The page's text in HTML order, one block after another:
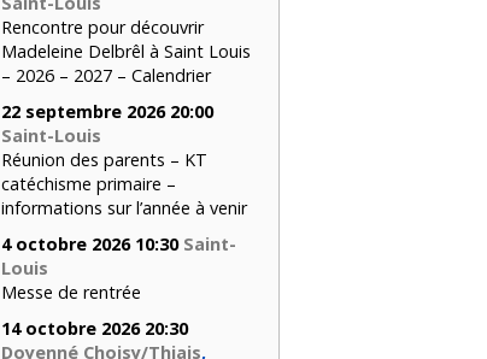
Rencontre pour découvrir
Madeleine Delbrêl à Saint Louis
– 2026 – 2027 – Calendrier
22 septembre 2026 20:00
Saint-Louis
Réunion des parents – KT
catéchisme primaire –
informations sur l’année à venir
4 octobre 2026 10:30 Saint-
Louis
Messe de rentrée
14 octobre 2026 20:30
Doyenné Choisy/Thiais,